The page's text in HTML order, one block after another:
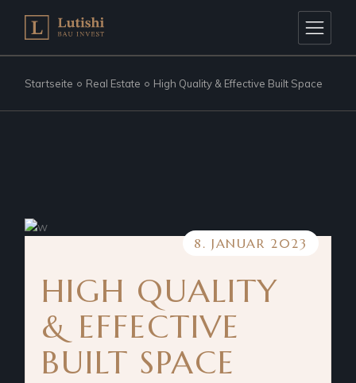
Startseite Real Estate High Quality & Effective Built Space
8. JANUAR 2023
HIGH QUALITY
& EFFECTIVE
BUILT SPACE